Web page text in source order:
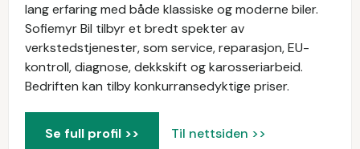
lang erfaring med både klassiske og moderne biler.
Sofiemyr Bil tilbyr et bredt spekter av
verkstedstjenester, som service, reparasjon, EU-
kontroll, diagnose, dekkskift og karosseriarbeid.
Bedriften kan tilby konkurransedyktige priser.
Se full profil >> Til nettsiden >>